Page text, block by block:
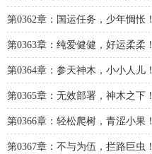
第0362章：国运任务，少年惆怅！
第0363章：纯爱健健，好运柔柔！
第0364章：参天神木，小小人儿！
第0365章：无效部署，神木之下！
第0366章：轻松爬树，青涩小果！
第0367章：不与为伍，拦路巨虫！